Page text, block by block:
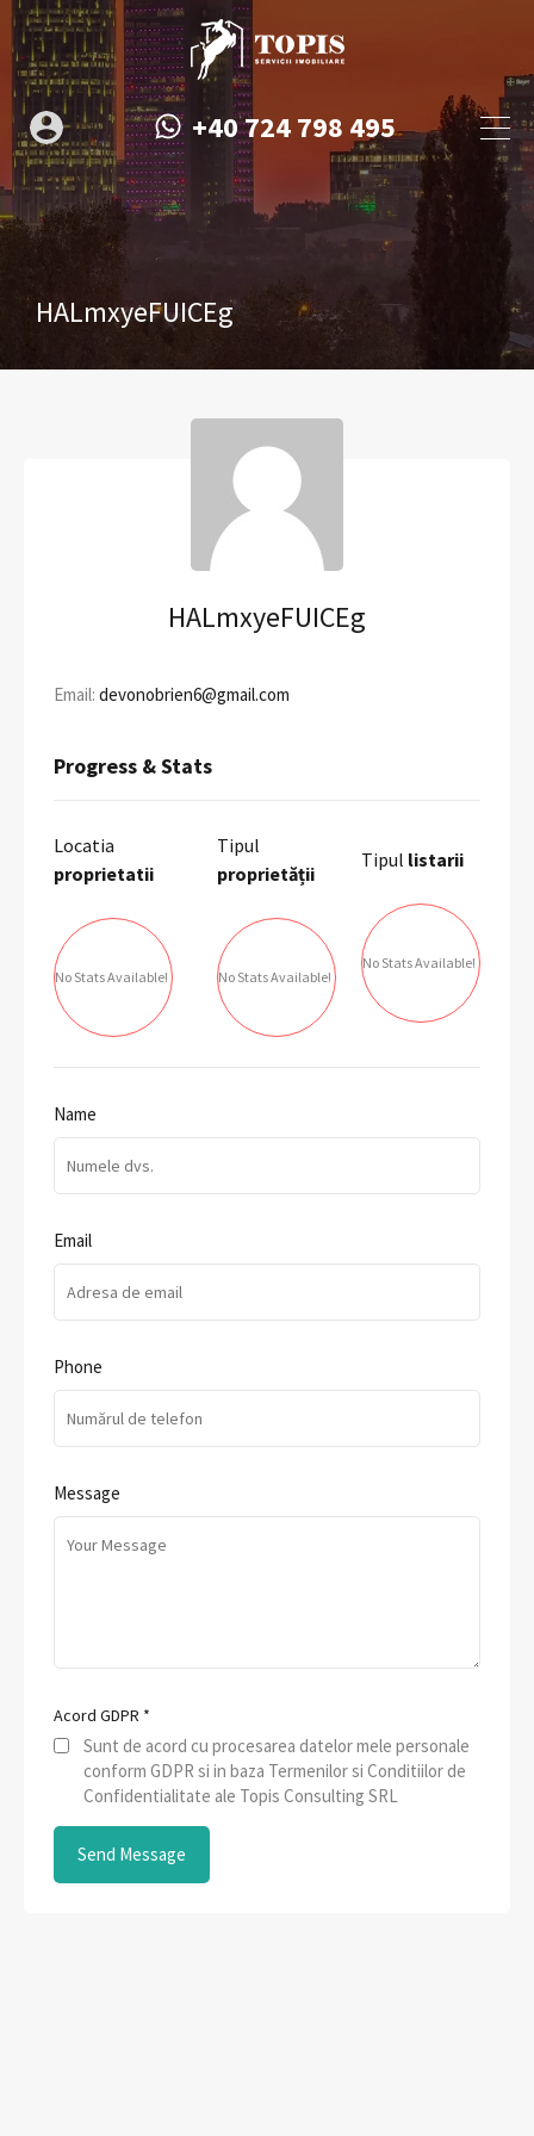
+40 724 798 495
HALmxyeFUICEg
HALmxyeFUICEg
Email: devonobrien6@gmail.com
Progress & Stats
Locatia
proprietatii
No Stats Available!
Tipul
proprietății
No Stats Available!
Tipul listarii
No Stats Available!
Name
Email
Phone
Message
Acord GDPR *
Sunt de acord cu procesarea datelor mele personale
conform GDPR si in baza Termenilor si Conditiilor de
Confidentialitate ale Topis Consulting SRL